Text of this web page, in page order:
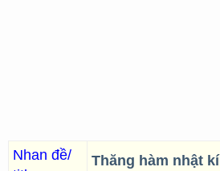
Nhan đề/
Thăng hàm nhật kí